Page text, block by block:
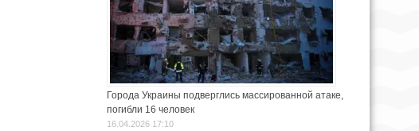
Города Украины подверглись массированной атаке,
погибли 16 человек
16.04.2026 17:10